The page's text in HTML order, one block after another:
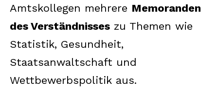
Amtskollegen mehrere Memoranden
des Verständnisses zu Themen wie
Statistik, Gesundheit,
Staatsanwaltschaft und
Wettbewerbspolitik aus.